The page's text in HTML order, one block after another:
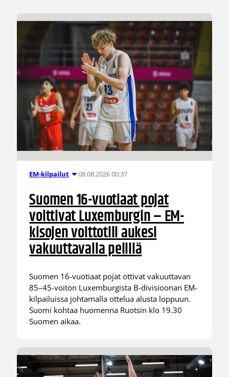
EM-kilpailut 08.08.2026 00:37
Suomen 16-vuotiaat pojat
voittivat Luxemburgin – EM-
kisojen voittotili aukesi
vakuuttavalla pelillä
Suomen 16-vuotiaat pojat ottivat vakuuttavan
85–45-voiton Luxemburgista B-divisioonan EM-
kilpailuissa johtamalla ottelua alusta loppuun.
Suomi kohtaa huomenna Ruotsin klo 19.30
Suomen aikaa.